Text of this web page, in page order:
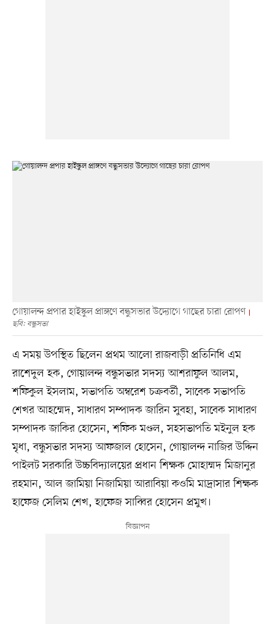
গোয়ালন্দ প্রপার হাইস্কুল প্রাঙ্গণে বন্ধুসভার উদ্যোগে গাছের চারা রোপণ
ছবি: বন্ধুসভা
এ সময় উপস্থিত ছিলেন প্রথম আলো রাজবাড়ী প্রতিনিধি এম
রাশেদুল হক, গোয়ালন্দ বন্ধুসভার সদস্য আশরাফুল আলম,
শফিকুল ইসলাম, সভাপতি অম্বরেশ চক্রবর্তী, সাবেক সভাপতি
শেখর আহম্মেদ, সাধারণ সম্পাদক জারিন সুবহা, সাবেক সাধারণ
সম্পাদক জাকির হোসেন, শফিক মণ্ডল, সহসভাপতি মইনুল হক
মৃধা, বন্ধুসভার সদস্য আফজাল হোসেন, গোয়ালন্দ নাজির উদ্দিন
পাইলট সরকারি উচ্চবিদ্যালয়ের প্রধান শিক্ষক মোহাম্মদ মিজানুর
রহমান, আল জামিয়া নিজামিয়া আরাবিয়া কওমি মাদ্রাসার শিক্ষক
হাফেজ সেলিম শেখ, হাফেজ সাব্বির হোসেন প্রমুখ।